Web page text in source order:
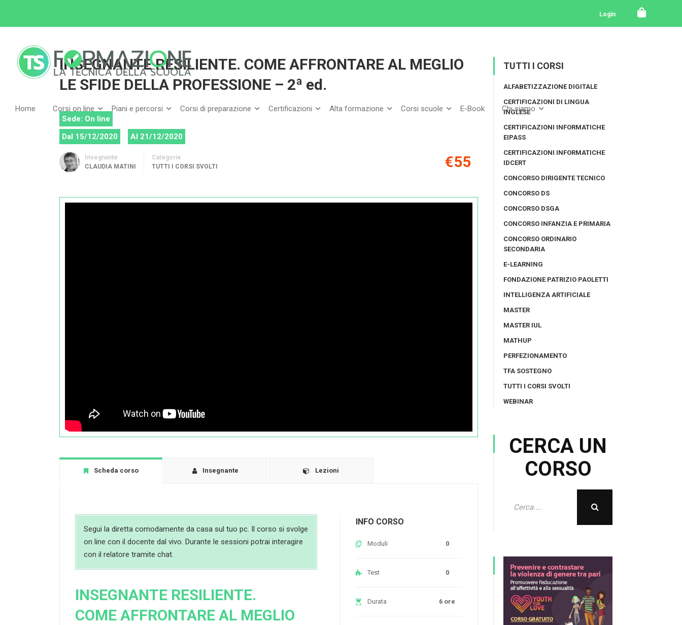
Login
Home Corsi on line Piani e percorsi Corsi di preparazione Certificazioni Alta formazione Corsi scuole E-Book Chi siamo
INSEGNANTE RESILIENTE. COME AFFRONTARE AL MEGLIO
LE SFIDE DELLA PROFESSIONE – 2ª ed.
Sede: On line
Dal 15/12/2020
Al 21/12/2020
Insegnante
CLAUDIA MATINI
Categorie
TUTTI I CORSI SVOLTI
€55
Scheda corso Insegnante Lezioni
Segui la diretta comodamente da casa sul tuo pc. Il corso si svolge
on line con il docente dal vivo. Durante le sessioni potrai interagire
con il relatore tramite chat.
INSEGNANTE RESILIENTE.
COME AFFRONTARE AL MEGLIO
INFO CORSO
Moduli 0
Test 0
Durata 6 ore
TUTTI I CORSI
ALFABETIZZAZIONE DIGITALE
CERTIFICAZIONI DI LINGUA
INGLESE
CERTIFICAZIONI INFORMATICHE
EIPASS
CERTIFICAZIONI INFORMATICHE
IDCERT
CONCORSO DIRIGENTE TECNICO
CONCORSO DS
CONCORSO DSGA
CONCORSO INFANZIA E PRIMARIA
CONCORSO ORDINARIO
SECONDARIA
E-LEARNING
FONDAZIONE PATRIZIO PAOLETTI
INTELLIGENZA ARTIFICIALE
MASTER
MASTER IUL
MATHUP
PERFEZIONAMENTO
TFA SOSTEGNO
TUTTI I CORSI SVOLTI
WEBINAR
CERCA UN
CORSO